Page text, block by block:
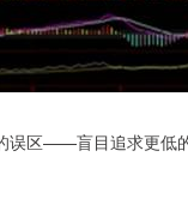
误区——盲目追求更低